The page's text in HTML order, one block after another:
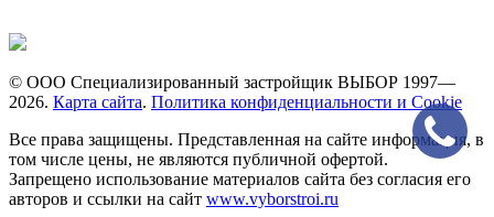
© ООО Специализированный застройщик ВЫБОР 1997—
2026. Карта сайта. Политика конфиденциальности и Cookie
Все права защищены. Представленная на сайте информация, в
том числе цены, не являются публичной офертой.
Запрещено использование материалов сайта без согласия его
авторов и ссылки на сайт www.vyborstroi.ru